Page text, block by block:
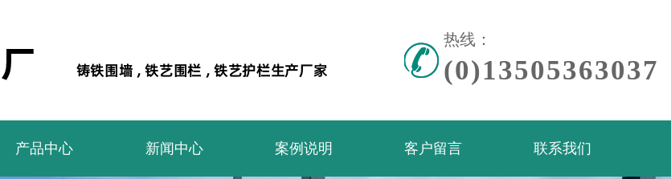
热线：
(0)13505363037
产品中心 新闻中心 案例说明 客户留言 联系我们